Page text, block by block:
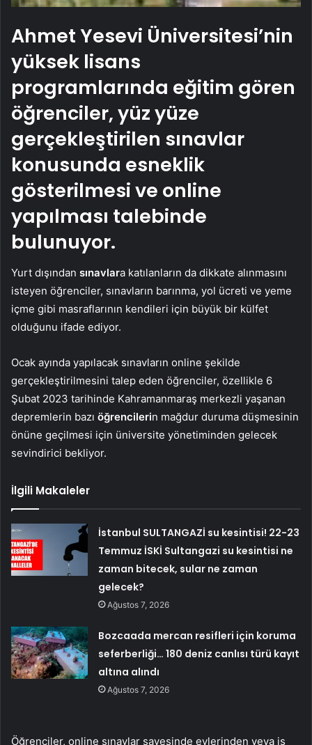
Ahmet Yesevi Üniversitesi’nin
yüksek lisans
programlarında eğitim gören
öğrenciler, yüz yüze
gerçekleştirilen sınavlar
konusunda esneklik
gösterilmesi ve online
yapılması talebinde
bulunuyor.
Yurt dışından sınavlara katılanların da dikkate alınmasını
isteyen öğrenciler, sınavların barınma, yol ücreti ve yeme
içme gibi masraflarının kendileri için büyük bir külfet
olduğunu ifade ediyor.
Ocak ayında yapılacak sınavların online şekilde
gerçekleştirilmesini talep eden öğrenciler, özellikle 6
Şubat 2023 tarihinde Kahramanmaraş merkezli yaşanan
depremlerin bazı öğrencilerin mağdur duruma düşmesinin
önüne geçilmesi için üniversite yönetiminden gelecek
sevindirici bekliyor.
İlgili Makaleler
İstanbul SULTANGAZİ su kesintisi! 22-23
Temmuz İSKİ Sultangazi su kesintisi ne
zaman bitecek, sular ne zaman
gelecek?
Ağustos 7, 2026
Bozcaada mercan resifleri için koruma
seferberliği… 180 deniz canlısı türü kayıt
altına alındı
Ağustos 7, 2026
Öğrenciler, online sınavlar sayesinde evlerinden veya iş